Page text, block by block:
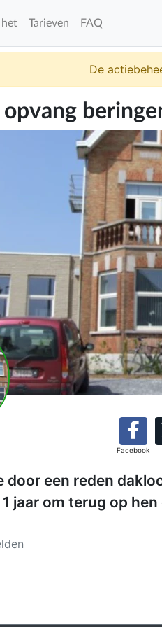
Tarieven FAQ
De
Facebook
door een reden
jaar om terug op